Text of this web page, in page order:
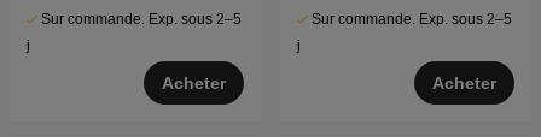
Sur commande. Exp. sous 2–5
j
Acheter
Sur commande. Exp. sous 2–5
j
Acheter